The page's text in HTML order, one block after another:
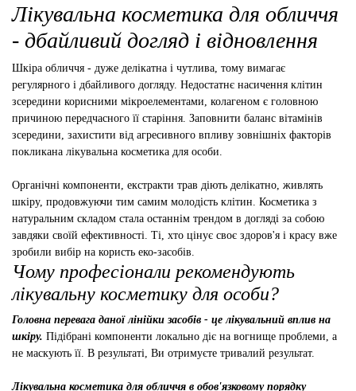
Лікувальна косметика для обличчя
- дбайливий догляд і відновлення
Шкіра обличчя - дуже делікатна і чутлива, тому вимагає
регулярного і дбайливого догляду. Недостатнє насичення клітин
зсередини корисними мікроелементами, колагеном є головною
причиною передчасного її старіння. Заповнити баланс вітамінів
зсередини, захистити від агресивного впливу зовнішніх факторів
покликана лікувальна косметика для особи.
Органічні компоненти, екстракти трав діють делікатно, живлять
шкіру, продовжуючи тим самим молодість клітин. Косметика з
натуральним складом стала останнім трендом в догляді за собою
завдяки своїй ефективності. Ті, хто цінує своє здоров'я і красу вже
зробили вибір на користь еко-засобів.
Чому професіонали рекомендують
лікувальну косметику для особи?
Головна перевага даної лінійки засобів - це лікувальний вплив на
шкіру. Підібрані компоненти локально діє на вогнище проблеми, а
не маскують її. В результаті, Ви отримуєте тривалий результат.
Лікувальна косметика для обличчя в обов'язковому порядку